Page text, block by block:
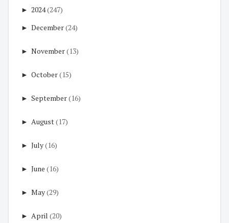
► 2024(247)
► December(24)
► November(13)
► October(15)
► September(16)
► August(17)
► July(16)
► June (16)
► May(29)
► April (20)